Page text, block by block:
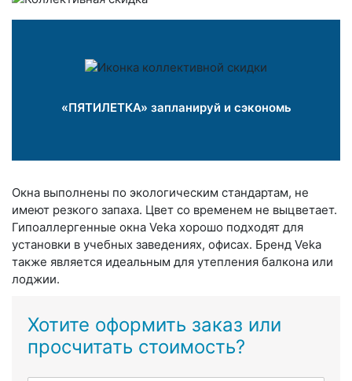
«ПЯТИЛЕТКА» запланируй и сэкономь
Окна выполнены по экологическим стандартам, не
имеют резкого запаха. Цвет со временем не выцветает.
Гипоаллергенные окна Veka хорошо подходят для
установки в учебных заведениях, офисах. Бренд Veka
также является идеальным для утепления балкона или
лоджии.
Хотите оформить заказ или
просчитать стоимость?